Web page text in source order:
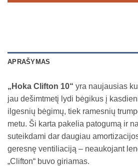
APRAŠYMAS
„Hoka Clifton 10“ yra naujausias
jau dešimtmetį lydi bėgikus į
ilgesnių bėgimų, tiek ramesnių
metu. Ši karta pakelia patogumą ir
suteikdami dar daugiau
geresnę ventiliaciją – neaukojant
„Clifton“ buvo giriamas.